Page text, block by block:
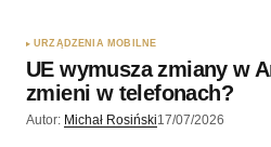
URZĄDZENIA MOBILNE
UE wymusza zmiany w
zmieni w telefonach?
Autor: Michał Rosiński17/07/2026